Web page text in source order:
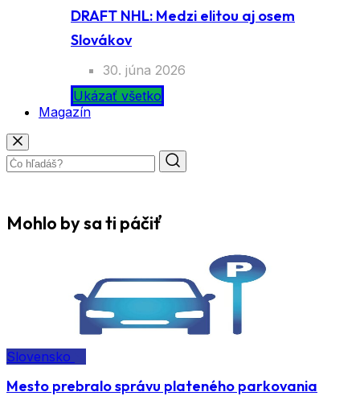
DRAFT NHL: Medzi elitou aj osem
Slovákov
30. júna 2026
Ukázať všetko
Magazín
Mohlo by sa ti páčiť
Slovensko
Mesto prebralo správu plateného parkovania